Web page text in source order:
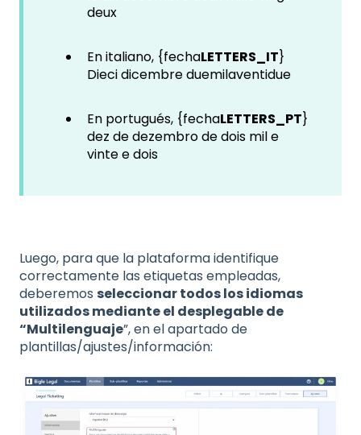
deux
En italiano, {fechaLETTERS_IT}
Dieci dicembre duemilaventidue
En portugués, {fechaLETTERS_PT}
dez de dezembro de dois mil e
vinte e dois
Luego, para que la plataforma identifique
correctamente las etiquetas empleadas,
deberemos seleccionar todos los idiomas
utilizados mediante el desplegable de
“Multilenguaje”, en el apartado de
plantillas/ajustes/información: